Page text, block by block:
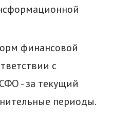
финансовой
с
- за текущий
периоды.